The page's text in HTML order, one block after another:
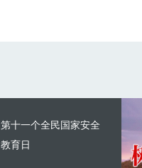
第十一个全民国家安全
教育日